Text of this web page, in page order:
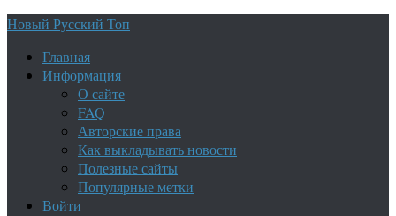
Новый Русский Топ
Главная
Информация
О сайте
FAQ
Авторские права
Как выкладывать новости
Полезные сайты
Популярные метки
Войти